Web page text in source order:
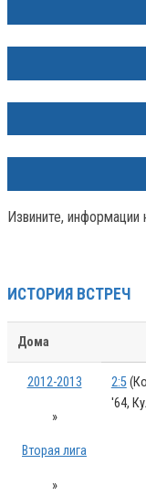
Извините,
ИСТОРИЯ ВСТРЕЧ
Дома
2012-2013
»
Вторая лига
»
2:5
'64,